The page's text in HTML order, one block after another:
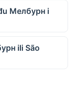
Мелбурн i
ili São